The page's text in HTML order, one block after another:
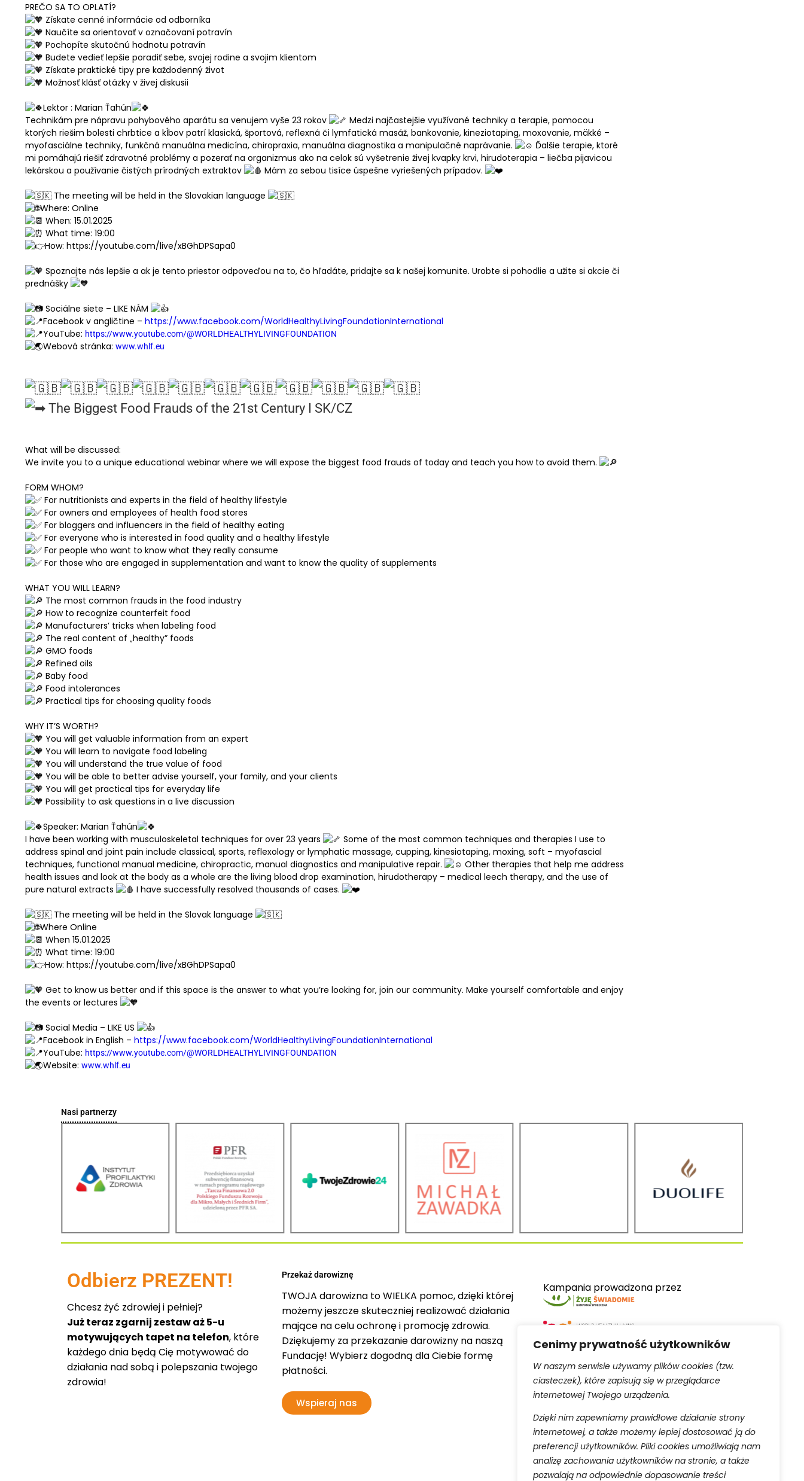
Cenimy prywatność użytkowników
W naszym serwisie używamy plików cookies (tzw.
ciasteczek), które zapisują się w przeglądarce
internetowej Twojego urządzenia.
Dzięki nim zapewniamy prawidłowe działanie strony
internetowej, a także możemy lepiej dostosować ją do
preferencji użytkowników. Pliki cookies umożliwiają nam
analizę zachowania użytkowników na stronie, a także
pozwalają na odpowiednie dopasowanie treści
PREČO SA TO OPLATÍ?
Získate cenné informácie od odborníka
Naučíte sa orientovať v označovaní potravín
Pochopíte skutočnú hodnotu potravín
Budete vedieť lepšie poradiť sebe, svojej rodine a svojim klientom
Získate praktické tipy pre každodenný život
Možnosť klásť otázky v živej diskusii
Lektor : Marian Ťahún
Technikám pre nápravu pohybového aparátu sa venujem vyše 23 rokov
Medzi najčastejšie využívané techniky a terapie, pomocou
ktorých riešim bolesti chrbtice a kĺbov patrí klasická, športová, reflexná či lymfatická masáž, bankovanie, kineziotaping, moxovanie, mäkké –
myofasciálne techniky, funkčná manuálna medicína, chiropraxia, manuálna diagnostika a manipulačné naprávanie.
Ďalšie terapie, ktoré
mi pomáhajú riešiť zdravotné problémy a pozerať na organizmus ako na celok sú vyšetrenie živej kvapky krvi, hirudoterapia – liečba pijavicou
lekárskou a používanie čistých prírodných extraktov
Mám za sebou tisíce úspešne vyriešených prípadov.
The meeting will be held in the Slovakian language
Where: Online
When: 15.01.2025
What time: 19:00
How: https://youtube.com/live/xBGhDPSapa0
Spoznajte nás lepšie a ak je tento priestor odpoveďou na to, čo hľadáte, pridajte sa k našej komunite. Urobte si pohodlie a užite si akcie či
prednášky
Sociálne siete – LIKE NÁM
Facebook v angličtine – https://www.facebook.com/WorldHealthyLivingFoundationInternational
YouTube: https://www.youtube.com/@WORLDHEALTHYLIVINGFOUNDATION
Webová stránka: www.whlf.eu
The Biggest Food Frauds of the 21st Century I SK/CZ
What will be discussed:
We invite you to a unique educational webinar where we will expose the biggest food frauds of today and teach you how to avoid them.
FORM WHOM?
For nutritionists and experts in the field of healthy lifestyle
For owners and employees of health food stores
For bloggers and influencers in the field of healthy eating
For everyone who is interested in food quality and a healthy lifestyle
For people who want to know what they really consume
For those who are engaged in supplementation and want to know the quality of supplements
WHAT YOU WILL LEARN?
The most common frauds in the food industry
How to recognize counterfeit food
Manufacturers’ tricks when labeling food
The real content of „healthy” foods
GMO foods
Refined oils
Baby food
Food intolerances
Practical tips for choosing quality foods
WHY IT’S WORTH?
You will get valuable information from an expert
You will learn to navigate food labeling
You will understand the true value of food
You will be able to better advise yourself, your family, and your clients
You will get practical tips for everyday life
Possibility to ask questions in a live discussion
Speaker: Marian Ťahún
I have been working with musculoskeletal techniques for over 23 years
Some of the most common techniques and therapies I use to
address spinal and joint pain include classical, sports, reflexology or lymphatic massage, cupping, kinesiotaping, moxing, soft – myofascial
techniques, functional manual medicine, chiropractic, manual diagnostics and manipulative repair.
Other therapies that help me address
health issues and look at the body as a whole are the living blood drop examination, hirudotherapy – medical leech therapy, and the use of
pure natural extracts
I have successfully resolved thousands of cases.
The meeting will be held in the Slovak language
Where Online
When 15.01.2025
What time: 19:00
How: https://youtube.com/live/xBGhDPSapa0
Get to know us better and if this space is the answer to what you’re looking for, join our community. Make yourself comfortable and enjoy
the events or lectures
Social Media – LIKE US
Facebook in English – https://www.facebook.com/WorldHealthyLivingFoundationInternational
YouTube: https://www.youtube.com/@WORLDHEALTHYLIVINGFOUNDATION
Website: www.whlf.eu
Nasi partnerzy
Odbierz PREZENT!
Chcesz żyć zdrowiej i pełniej?
Już teraz zgarnij zestaw aż 5-u
motywujących tapet na telefon, które
każdego dnia będą Cię motywować do
działania nad sobą i polepszania twojego
zdrowia!
Przekaż darowiznę
TWOJA darowizna to WIELKA pomoc, dzięki której
możemy jeszcze skuteczniej realizować działania
mające na celu ochronę i promocję zdrowia.
Dziękujemy za przekazanie darowizny na naszą
Fundację! Wybierz dogodną dla Ciebie formę
płatności.
Wspieraj nas
Kampania prowadzona przez
Serwis obsługiwany przez